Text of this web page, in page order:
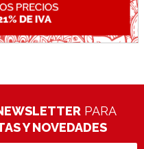
PARA
Y NOVEDADES